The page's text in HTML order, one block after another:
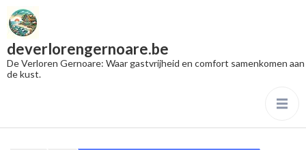
deverlorengernoare.be
De Verloren Gernoare: Waar gastvrijheid en comfort samenkomen aan
de kust.